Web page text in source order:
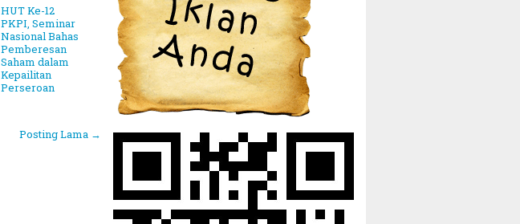
HUT Ke-12
PKPI, Seminar
Nasional Bahas
Pemberesan
Saham dalam
Kepailitan
Perseroan
Posting Lama →